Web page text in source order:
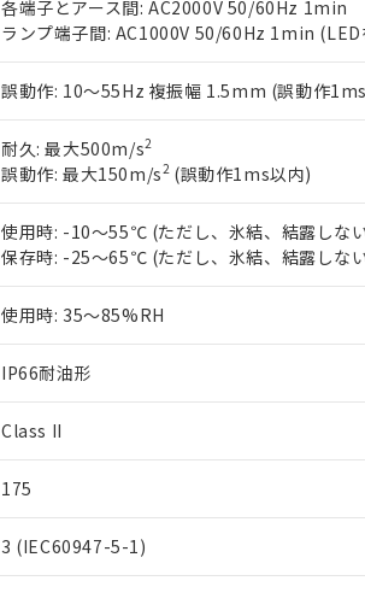
各端子とアース間: AC2000V 50/60Hz 1min
ランプ端子間: AC1000V 50/60Hz 1min (LED
誤動作: 10～55Hz 複振幅 1.5mm (誤動作
耐久: 最大500m/s2
誤動作: 最大150m/s2(誤動作1ms以内)
使用時: -10～55℃ (ただし、氷結、結露しな
保存時: -25～65℃ (ただし、氷結、結露しな
使用時: 35～85%RH
IP66耐油形
Class II
175
3 (IEC60947-5-1)
マイパーツ機能（部品リスト作成サ
ている必要があります。
お客様が当ウェブサイト上で当社に
が、当社の製品・サービスに関する
さい。
※当社の共同利用者とは、
いる法人を指します。
下記の非含有証明書をダウンロードする
EU RoHS指令（10物質）の非含有証明書
51物質の非含有証明書（当社基準）
※本証明書は発行日時点で非含有を証明す
また、RoHS指令のフタル酸エステル類
混在することから備考欄に対応日を記載し
り割愛しております。
「10」：通常の使用状況下において有害
合意する
空
白
受注生産機種、また在庫状況の